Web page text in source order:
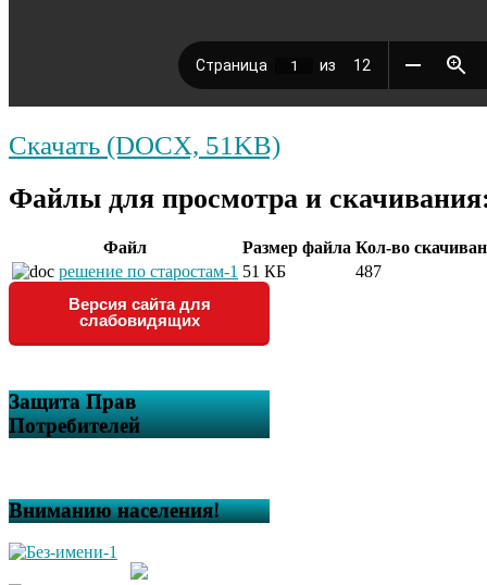
Скачать (DOCX, 51KB)
Файлы для просмотра и
Файл Размер файла Кол-во
решение по старостам-1 51 КБ
487
Версия сайта для
слабовидящих
Защита Прав
Потребителей
Вниманию населения!